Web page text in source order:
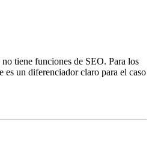
tiene funciones de SEO. Para los
es un diferenciador claro para el caso